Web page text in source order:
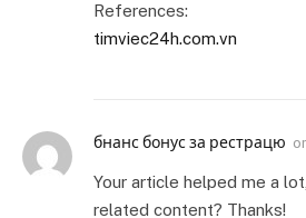
References:
timviec24h.com.vn
бнанс бонус за рестрацю
Your article helped me a
related content? Thanks!